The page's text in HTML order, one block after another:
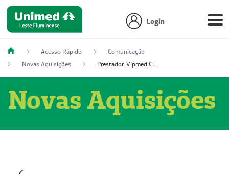
Login
Acesso Rápido
Comunicação
Novas Aquisições
Prestador: Vipmed Clínica Geral Ltda, 51004349-0 (Nome Fantasia: Policlínica Master)
Novas Aquisições